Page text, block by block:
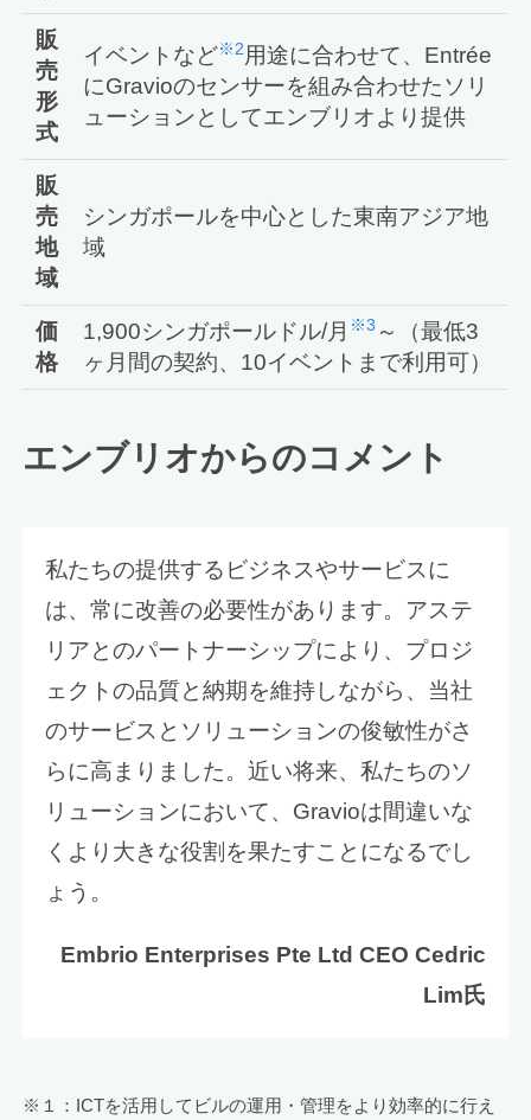
販
売
形
式
イベントなど※2用途に合わせて、Entrée
にGravioのセンサーを組み合わせたソリ
ューションとしてエンブリオより提供
販
売
地
域
シンガポールを中心とした東南アジア地
域
価
格
1,900シンガポールドル/月 ※3 ～（最低3
ヶ月間の契約、10イベントまで利用可）
エンブリオからのコメント
私たちの提供するビジネスやサービスに
は、常に改善の必要性があります。アステ
リアとのパートナーシップにより、プロジ
ェクトの品質と納期を維持しながら、当社
のサービスとソリューションの俊敏性がさ
らに高まりました。近い将来、私たちのソ
リューションにおいて、Gravioは間違いな
くより大きな役割を果たすことになるでし
ょう。
Embrio Enterprises Pte Ltd CEO Cedric
Lim氏
※１：ICTを活用してビルの運用・管理をより効率的に行え